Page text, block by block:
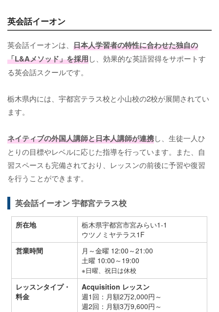
英会話イーオン
英会話イーオンは、 日本人学習者の特性に合わせた独自の
「L&Aメソッド」を採用し、効果的な英語習得をサポートす
る英会話スクールです。
栃木県内には、宇都宮テラス校と小山校の2校が展開されてい
ます。
ネイティブの外国人講師と日本人講師が連携し、生徒一人ひ
とりの目標やレベルに応じた指導を行っています。また、自
習スペースも完備されており、レッスンの前後に予習や復習
を行うことができます。
英会話イーオン 宇都宮テラス校
所在地
栃木県宇都宮市宮みらい1-1
ウツノミヤテラス1F
営業時間
月～金曜 12:00～21:00
土曜 10:00～19:00
※日曜、祝日は休校
レッスンタイプ・
料金
Acquisition レッスン
週1回：月額2万2,000円～
週2回：月額3万9,600円～